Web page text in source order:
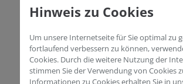
diffundieren können, um
Blattanwendungen signifikante
erzielen. Es ist hocheffizient beim
von Mineralelementen,
oder Getreidekulturen. Sowohl bei
einjährigen als auch bei
Hinweis zu Cookies
Um unsere Internetseite für Sie optimal zu
fortlaufend verbessern zu können,
Cookies. Durch die weitere Nutzung der
stimmen Sie der Verwendung von Cookies
Informationen zu Cookies erhalten Sie in